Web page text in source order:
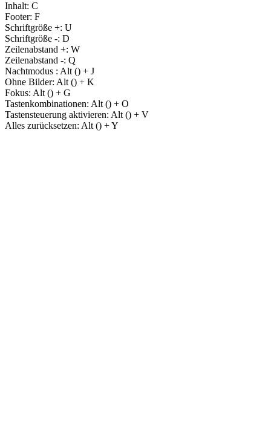
Inhalt: C
Footer: F
Schriftgröße +: U
Schriftgröße -: D
Zeilenabstand +: W
Zeilenabstand -: Q
Nachtmodus : Alt () + J
Ohne Bilder: Alt () + K
Fokus: Alt () + G
Tastenkombinationen: Alt () + O
Tastensteuerung aktivieren: Alt () + V
Alles zurücksetzen: Alt () + Y